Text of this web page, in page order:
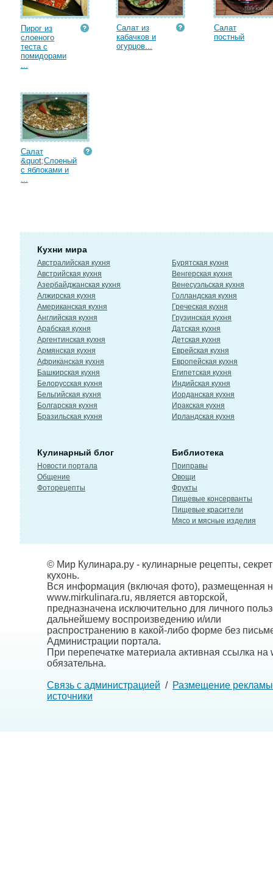
Пирог из
слоеного
теста с
помидорами
...
Салат из
кабачков и
огурцов...
Салат
постный
Салат
&quot;Слоеный
с яблоками и
...
Кухни мира
Австралийская кухня
Австрийская кухня
Азербайджанская кухня
Алжирская кухня
Американская кухня
Английская кухня
Арабская кухня
Аргентинская кухня
Армянская кухня
Африканская кухня
Башкирская кухня
Белорусская кухня
Бельгийская кухня
Болгарская кухня
Бразильская кухня
Бурятская кухня
Венгерская кухня
Венесуэльская кухня
Голландская кухня
Греческая кухня
Грузинская кухня
Датская кухня
Детская кухня
Еврейская кухня
Европейская кухня
Египетская кухня
Индийская кухня
Иорданская кухня
Иракская кухня
Ирландская кухня
Кулинарный блог
Новости портала
Общение
Фоторецепты
Библиотека
Приправы
Овощи
Фрукты
Пищевые консерванты
Пищевые красители
Мясо и мясные изделия
© Мир Кулинара.ру - кулинарные рецепты,
кухонь.
Вся информация (включая фото), размещенная
www.mirkulinara.ru, является авторской,
предназначена исключительно для личного
дальнейшему воспроизведению и/или
распространению в какой-либо форме без
Администрации портала.
При перепечатке материала активная ссылка на
обязательна.
Связь с администрацией / Размещение рекламы
источники